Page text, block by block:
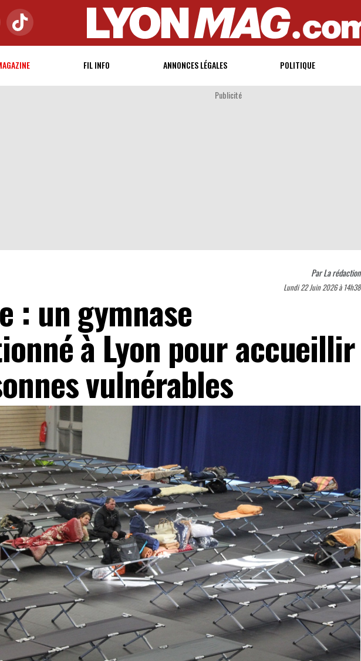
FIL INFO ANNONCES LÉGALES POLITIQUE
Publicité
ParLa rédaction
Lundi 22 Juin 2026 à 14h38
: un gymnase
à Lyon pour accueillir
vulnérables